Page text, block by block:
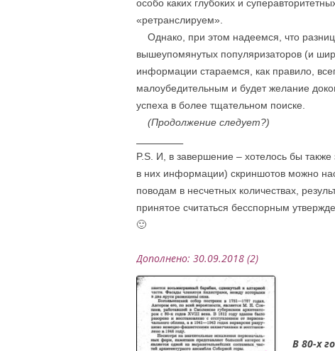
особо каких глубоких и
«ретранслируем».
Однако, при этом надеемся, что
вышеупомянутых популяризаторов (и
информации стараемся, как правило,
малоубедительным и будет желание
успеха в более тщательном поиске.
(Продолжение следует?)
P.S. И, в завершение – хотелось бы
в них информации) скриншотов можно
поводам в несчетных количествах,
принятое считаться бесспорным
🙂
Дополнено: 30.09.2018 (2)
В 80-х